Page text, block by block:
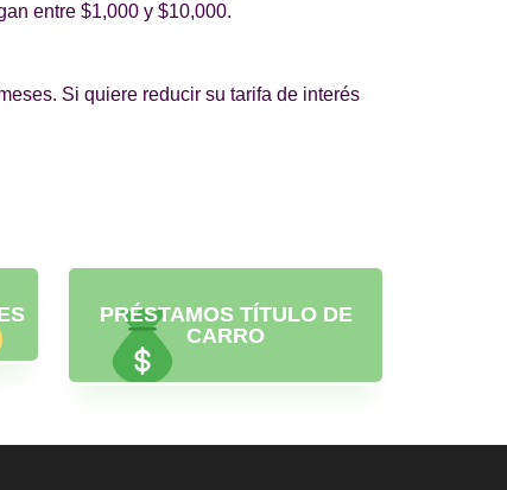
entre $1,000 y $10,000.
Si quiere reducir su tarifa de interés
PRÉSTAMOS TÍTULO DE
CARRO